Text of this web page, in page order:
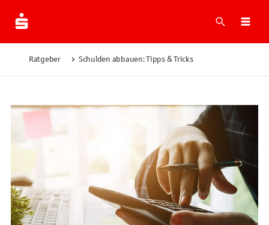
Suche
Ratgeber Schulden abbauen: Tipps & Tricks